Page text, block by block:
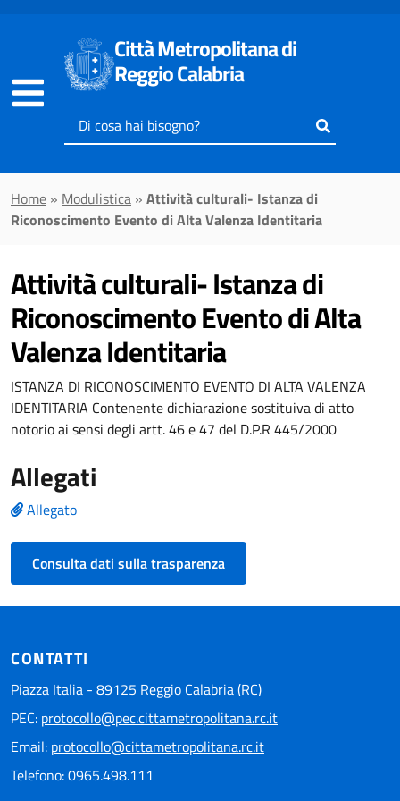
Città Metropolitana di
Reggio Calabria
Inserisci
il
cercare
Home » Modulistica » Attività culturali- Istanza di
Riconoscimento Evento di Alta Valenza Identitaria
Attività culturali- Istanza di
Riconoscimento Evento di Alta
Valenza Identitaria
ISTANZA DI RICONOSCIMENTO EVENTO DI ALTA VALENZA
IDENTITARIA Contenente dichiarazione sostituiva di atto
notorio ai sensi degli artt. 46 e 47 del D.P.R 445/2000
Allegati
Allegato
Consulta dati sulla trasparenza
CONTATTI
Piazza Italia - 89125 Reggio Calabria (RC)
PEC: protocollo@pec.cittametropolitana.rc.it
Email: protocollo@cittametropolitana.rc.it
Telefono: 0965.498.111